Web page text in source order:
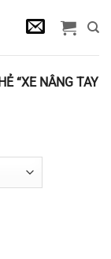
“XE NÂNG TAY